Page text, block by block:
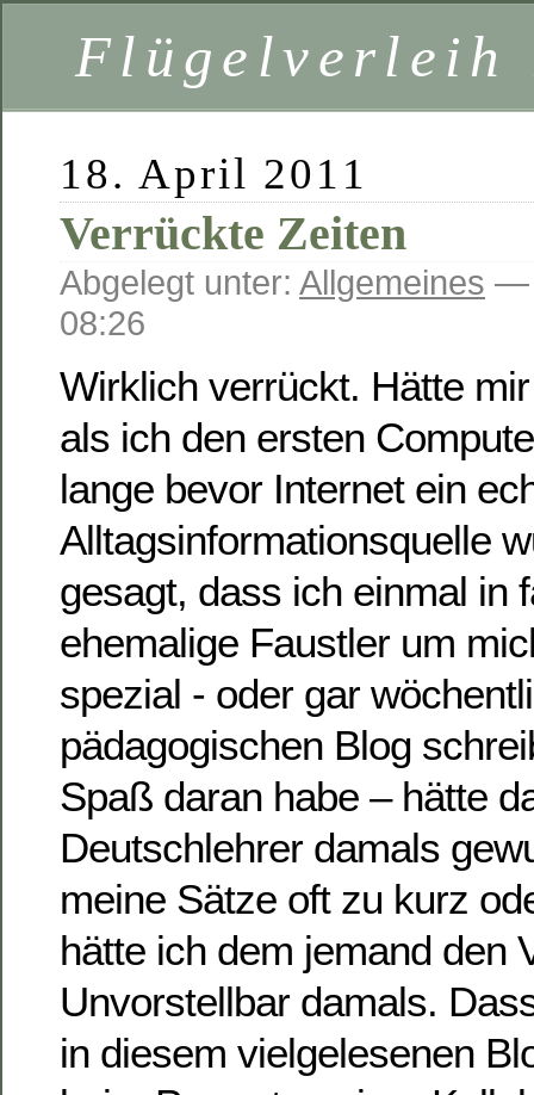
Flügelverleih
18. April 2011
Verrückte Zeiten
Abgelegt unter: Allgemeines —
08:26
Wirklich verrückt. Hätte
als ich den ersten
lange bevor Internet ein
Alltagsinformationsquelle
gesagt, dass ich einmal in
ehemalige Faustler um
spezial - oder gar
pädagogischen Blog
Spaß daran habe – hätte
Deutschlehrer damals
meine Sätze oft zu kurz
hätte ich dem jemand den
Unvorstellbar damals.
in diesem vielgelesenen